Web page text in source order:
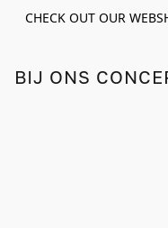
CHECK OUT OUR
BIJ ONS